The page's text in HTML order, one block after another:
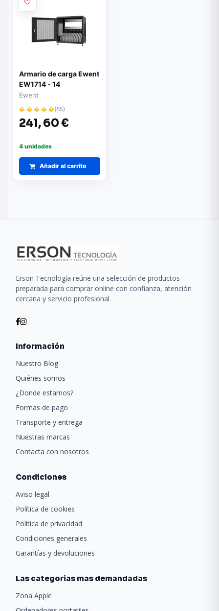
Armario de carga Ewent
EW1714 - 14
dispositivos | Color
Ewent
� � � � �(65)
241,60 €
4 unidades
Añadir al carrito
Erson Tecnología reúne una selección de productos
preparada para comprar online con confianza, atención
cercana y servicio profesional.
Información
Nuestro Blog
Quiénes somos
¿Donde estamos?
Formas de pago
Transporte y entrega
Nuestras marcas
Contacta con nosotros
Condiciones
Aviso legal
Política de cookies
Política de privacidad
Condiciones generales
Garantías y devoluciones
Las categorias mas demandadas
Zona Apple